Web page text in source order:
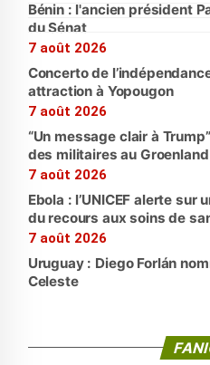
Bénin : l'ancien président
du Sénat
7 août 2026
Concerto de
attraction à Yopougon
7 août 2026
“Un message clair à
des militaires au Groenland
7 août 2026
Ebola : l’UNICEF alerte sur
du recours aux soins de
7 août 2026
Uruguay : Diego Forlán
Celeste